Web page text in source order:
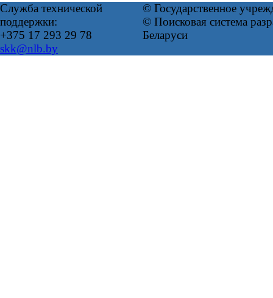
Служба технической
поддержки:
+375 17 293 29 78
skk@nlb.by
© Государственное
© Поисковая система
Беларуси